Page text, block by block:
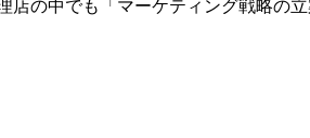
の中でも「マーケティング戦略の